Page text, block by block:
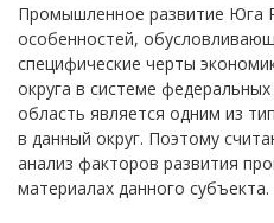
Промышленное развитие Юга
особенностей,
специфические черты
округа в системе
область является одним из
в данный округ. Поэтому
анализ факторов развития
материалах данного субъекта.